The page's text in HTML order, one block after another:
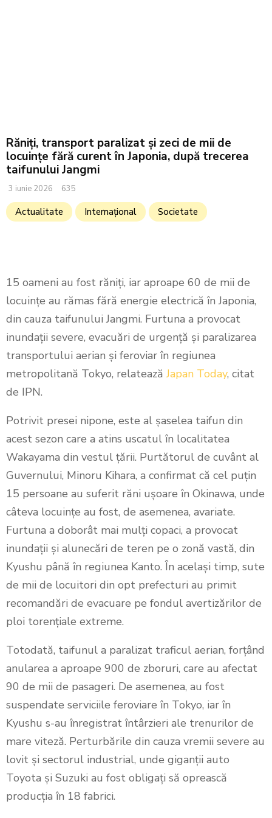
Răniți, transport paralizat și zeci de mii de
locuințe fără curent în Japonia, după trecerea
taifunului Jangmi
3 iunie 2026 635
Actualitate Internațional Societate
15 oameni au fost răniți, iar aproape 60 de mii de
locuințe au rămas fără energie electrică în Japonia,
din cauza taifunului Jangmi. Furtuna a provocat
inundații severe, evacuări de urgență și paralizarea
transportului aerian și feroviar în regiunea
metropolitană Tokyo, relateazăJapan Today, citat
de IPN.
Potrivit presei nipone, este al șaselea taifun din
acest sezon care a atins uscatul în localitatea
Wakayama din vestul țării. Purtătorul de cuvânt al
Guvernului, Minoru Kihara, a confirmat că cel puțin
15 persoane au suferit răni ușoare în Okinawa, unde
câteva locuințe au fost, de asemenea, avariate.
Furtuna a doborât mai mulți copaci, a provocat
inundații și alunecări de teren pe o zonă vastă, din
Kyushu până în regiunea Kanto. În același timp, sute
de mii de locuitori din opt prefecturi au primit
recomandări de evacuare pe fondul avertizărilor de
ploi torențiale extreme.
Totodată, taifunul a paralizat traficul aerian, forțând
anularea a aproape 900 de zboruri, care au afectat
90 de mii de pasageri. De asemenea, au fost
suspendate serviciile feroviare în Tokyo, iar în
Kyushu s-au înregistrat întârzieri ale trenurilor de
mare viteză. Perturbările din cauza vremii severe au
lovit și sectorul industrial, unde giganții auto
Toyota și Suzuki au fost obligați să oprească
producția în 18 fabrici.